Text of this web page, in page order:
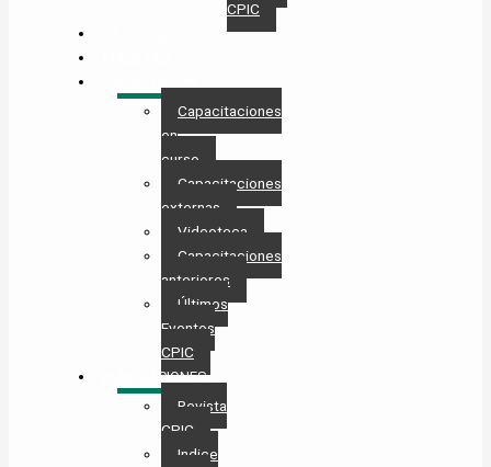
CPIC
Capacitaciones
en
curso
Capacitaciones
externas
Videoteca
Capacitaciones
anteriores
Últimos
Eventos
CPIC
PUBLICACIONES
Revista
CPIC
Indice